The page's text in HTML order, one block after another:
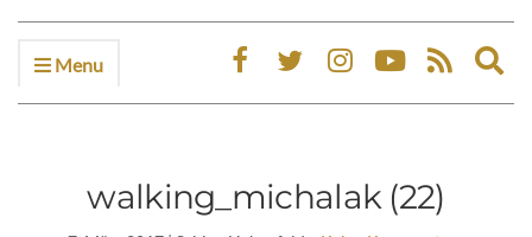
Menu
walking_michalak (22)